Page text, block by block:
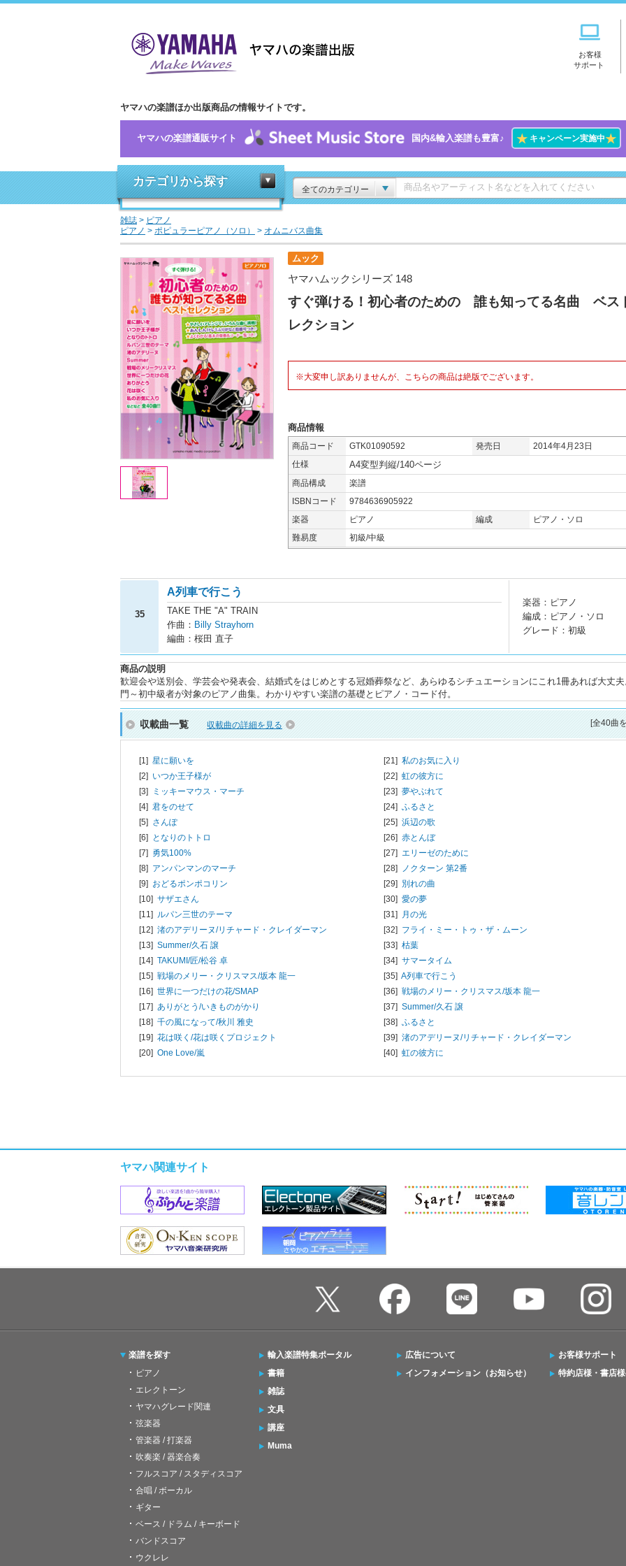
お客様
サポート
ヤマハの楽譜ほか出版商品の情報サイトです。
ヤマハの楽譜通販サイト 国内&輸入楽譜も豊富♪ ★キャンペーン実施中★
カテゴリから探す
全てのカテゴリー
雑誌 > ピアノ
ピアノ > ポピュラーピアノ（ソロ） > オムニバス曲集
ムック
ヤマハムックシリーズ 148
すぐ弾ける！初心者のための 誰も知ってる名曲 ベス
レクション
※大変申し訳ありませんが、こちらの商品は絶版でございます。
商品情報
商品コード GTK01090592 発売日
2014年4月23日
仕様
A4変型判縦/140ページ
商品構成
楽譜
ISBNコード
9784636905922
楽器
ピアノ 編成
ピアノ・ソロ
難易度
初級/中級
35
A列車で行こう
TAKE THE "A" TRAIN
作曲： Billy Strayhorn
編曲：桜田 直子
楽器：ピアノ
編成：ピアノ・ソロ
グレード：初級
商品の説明
歓迎会や送別会、学芸会や発表会、結婚式をはじめとする冠婚葬祭など、あらゆるシチュエーションにこれ1冊あれば大丈夫
門～初中級者が対象のピアノ曲集。わかりやすい楽譜の基礎とピアノ・コード付。
収載曲一覧 収載曲の詳細を見る [全40曲
[1] 星に願いを
[2] いつか王子様が
[3]
ミッキーマウス・マーチ
[4] 君をのせて
[5] さんぽ
[6] となりのトトロ
[7] 勇気100%
[8] アンパンマンのマーチ
[9] おどるポンポコリン
[10] サザエさん
[11] ルパン三世のテーマ
[12] 渚のアデリーヌ/リチャード・クレイダーマン
[13] Summer/久石 譲
[14] TAKUMI/匠/松谷 卓
[15] 戦場のメリー・クリスマス/坂本 龍一
[16] 世界に一つだけの花/SMAP
[17] ありがとう/いきものがかり
[18] 千の風になって/秋川 雅史
[19] 花は咲く/花は咲くプロジェクト
[20] One Love/嵐
[21] 私のお気に入り
[22] 虹の彼方に
[23] 夢やぶれて
[24] ふるさと
[25] 浜辺の歌
[26] 赤とんぼ
[27] エリーゼのために
[28] ノクターン 第2番
[29] 別れの曲
[30] 愛の夢
[31] 月の光
[32] フライ・ミー・トゥ・ザ・ムーン
[33] 枯葉
[34] サマータイム
[35] A列車で行こう
[36] 戦場のメリー・クリスマス/坂本 龍一
[37] Summer/久石 譲
[38] ふるさと
[39] 渚のアデリーヌ/リチャード・クレイダーマン
[40] 虹の彼方に
ヤマハ関連サイト
楽譜を探す
ピアノ
エレクトーン
ヤマハグレード関連
弦楽器
管楽器 / 打楽器
吹奏楽 / 器楽合奏
フルスコア / スタディスコア
合唱 / ボーカル
ギター
ベース / ドラム / キーボード
バンドスコア
ウクレレ
輸入楽譜特集ポータル
書籍
雑誌
文具
講座
Muma
広告について
インフォメーション（お知らせ）
お客様サポート
特約店様・書店